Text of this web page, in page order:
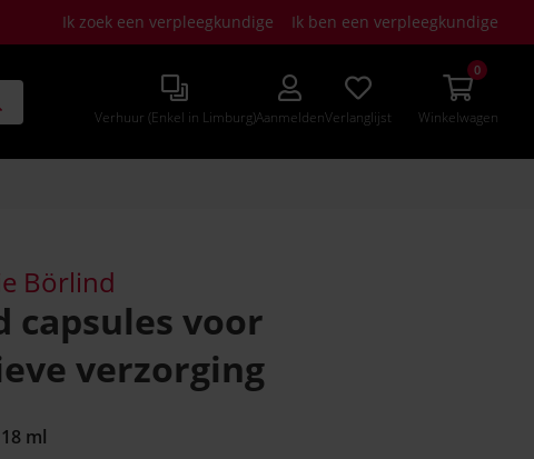
Ik zoek een verpleegkundige Ik ben een verpleegkundige
Verhuur (Enkel in Limburg)AanmeldenVerlanglijst Winkelwagen
0
Börlind
capsules voor
verzorging
18 ml